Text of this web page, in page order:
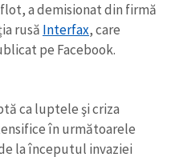
a demisionat din firmă
rusă Interfax, care
pe Facebook.
ca luptele şi criza
în următoarele
la începutul invaziei